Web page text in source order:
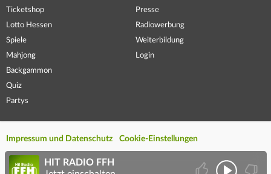
Ticketshop
Lotto Hessen
Spiele
Mahjong
Backgammon
Quiz
Partys
Presse
Radiowerbung
Weiterbildung
Login
Impressum und Datenschutz Cookie-Einstellungen
HIT RADIO FFH